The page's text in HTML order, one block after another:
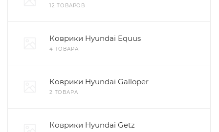
12 ТОВАРОВ
Коврики Hyundai Equus
4 ТОВАРА
Коврики Hyundai Galloper
2 ТОВАРА
Коврики Hyundai Getz